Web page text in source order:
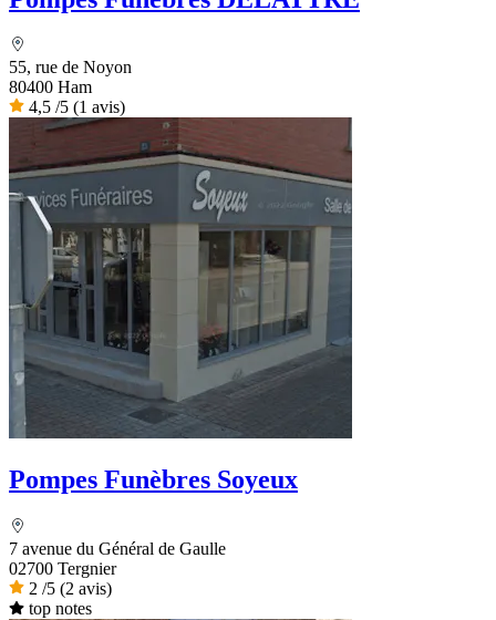
55, rue de Noyon
80400 Ham
4,5 /5 (1 avis)
Pompes Funèbres Soyeux
7 avenue du Général de Gaulle
02700 Tergnier
2 /5 (2 avis)
top notes